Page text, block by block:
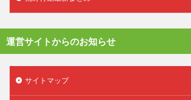
運営サイトからのお知らせ
サイトマップ